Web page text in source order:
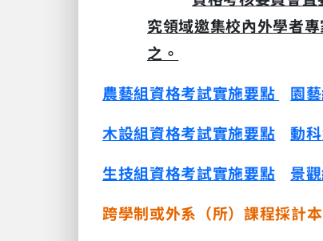
究領域邀集校內外學者
之。
農藝組資格考試實施要點 園藝
木設組資格考試實施要點 動科
生技組資格考試實施要點 景
跨學制或外系（所）課程採計